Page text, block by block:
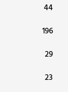
44
196
29
23